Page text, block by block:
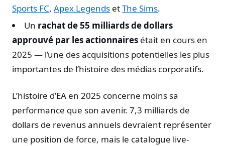
Sports FC, Apex Legends etThe Sims.
Un rachat de 55 milliards de dollars
approuvé par les actionnaires était en cours en
2025 — l’une des acquisitions potentielles les plus
importantes de l’histoire des médias corporatifs.
L’histoire d’EA en 2025 concerne moins sa
performance que son avenir. 7,3 milliards de
dollars de revenus annuels devraient représenter
une position de force, mais le catalogue live-